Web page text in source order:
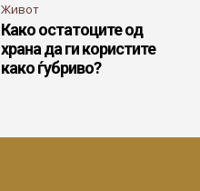
Живот
Како остатоците од
храна да ги користите
како ѓубриво?